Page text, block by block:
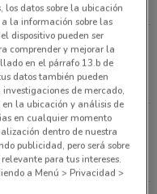
Álvaro Obregón
397 Miguel
los datos sobre la ubicación
la información sobre las
dispositivo pueden ser
comprender y mejorar la
en el párrafo 13.b de
datos también pueden
de mercado,
la ubicación y análisis de
en cualquier momento
dentro de nuestra
publicidad, pero será sobre
para tus intereses.
a Menú > Privacidad >